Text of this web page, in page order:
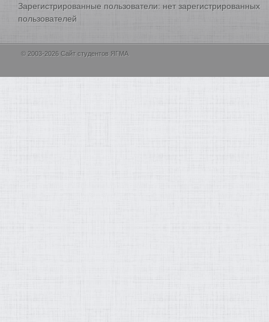
Зарегистрированные пользователи: нет зарегистрированных
пользователей
© 2003-2026 Сайт студентов ЯГМА